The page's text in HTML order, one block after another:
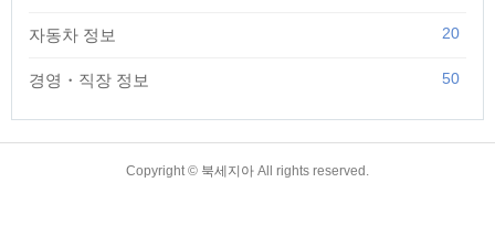
자동차 정보 20
경영・직장 정보 50
Copyright © 북세지아 All rights reserved.
TistoryWhaleSkin3.4